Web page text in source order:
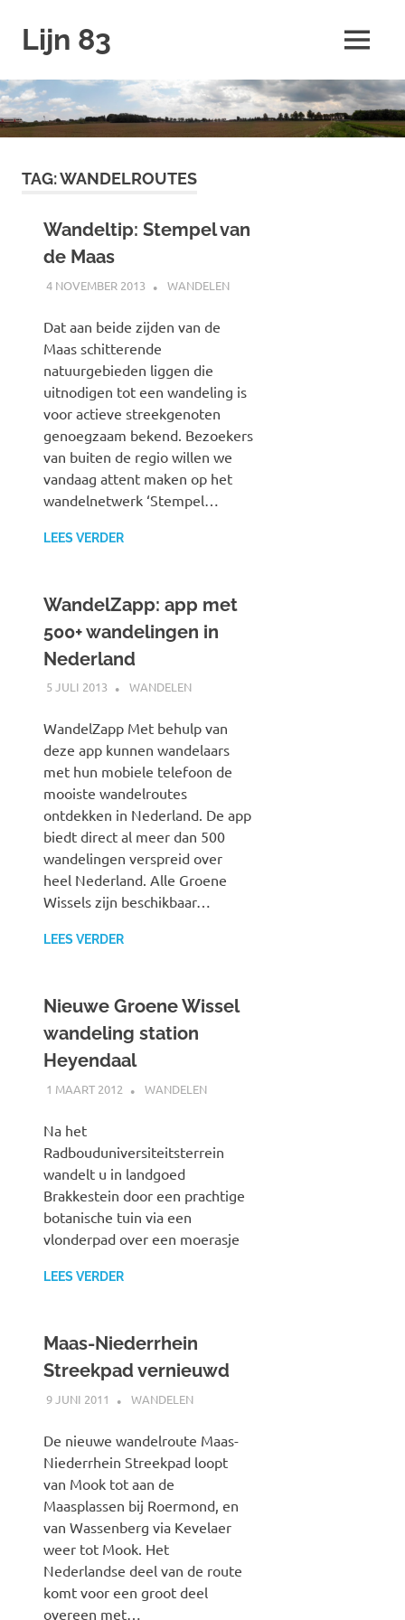
naar
inhoud
Lijn 83 MENU
TAG:WANDELROUTES
Wandeltip: Stempel van
de Maas
4 NOVEMBER 2013 JOHAN
WANDELEN
Dat aan beide zijden van de
Maas schitterende
natuurgebieden liggen die
uitnodigen tot een wandeling is
voor actieve streekgenoten
genoegzaam bekend. Bezoekers
van buiten de regio willen we
vandaag attent maken op het
wandelnetwerk ‘Stempel…
LEES VERDER
WandelZapp: app met
500+ wandelingen in
Nederland
5 JULI 2013 JOHAN
WANDELEN
WandelZapp Met behulp van
deze app kunnen wandelaars
met hun mobiele telefoon de
mooiste wandelroutes
ontdekken in Nederland. De app
biedt direct al meer dan 500
wandelingen verspreid over
heel Nederland. Alle Groene
Wissels zijn beschikbaar…
LEES VERDER
Nieuwe Groene Wissel
wandeling station
Heyendaal
1 MAART 2012 JOHAN
WANDELEN
Na het
Radbouduniversiteitsterrein
wandelt u in landgoed
Brakkestein door een prachtige
botanische tuin via een
vlonderpad over een moerasje
LEES VERDER
Maas-Niederrhein
Streekpad vernieuwd
9 JUNI 2011 SPOORZOEKER
WANDELEN
De nieuwe wandelroute Maas-
Niederrhein Streekpad loopt
van Mook tot aan de
Maasplassen bij Roermond, en
van Wassenberg via Kevelaer
weer tot Mook. Het
Nederlandse deel van de route
komt voor een groot deel
overeen met…